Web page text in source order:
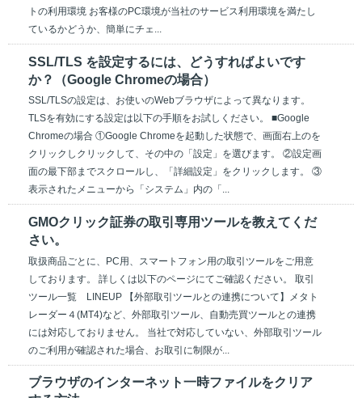
トの利用環境 お客様のPC環境が当社のサービス利用環境を満たし
ているかどうか、簡単にチェ...
SSL/TLS を設定するには、どうすればよいです
か？（Google Chromeの場合）
SSL/TLSの設定は、お使いのWebブラウザによって異なります。
TLSを有効にする設定は以下の手順をお試しください。 ■Google
Chromeの場合 ①Google Chromeを起動した状態で、画面右上のを
クリックしクリックして、その中の「設定」を選びます。 ②設定画
面の最下部までスクロールし、「詳細設定」をクリックします。 ③
表示されたメニューから「システム」内の「...
GMOクリック証券の取引専用ツールを教えてくだ
さい。
取扱商品ごとに、PC用、スマートフォン用の取引ツールをご用意
しております。 詳しくは以下のページにてご確認ください。 取引
ツール一覧 LINEUP 【外部取引ツールとの連携について】メタト
レーダー４(MT4)など、外部取引ツール、自動売買ツールとの連携
には対応しておりません。 当社で対応していない、外部取引ツール
のご利用が確認された場合、お取引に制限が...
ブラウザのインターネット一時ファイルをクリア